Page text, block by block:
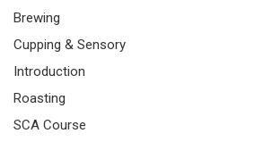
Brewing
Cupping & Sensory
Introduction
Roasting
SCA Course